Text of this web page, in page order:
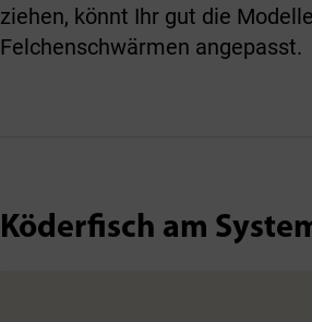
ziehen, könnt Ihr gut die
Felchenschwärmen angepasst.
Köderfisch am